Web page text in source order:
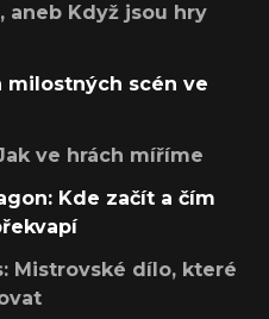
aneb Když jsou hry
milostných scén ve
ve hrách míříme
Kde začít a čím
Mistrovské dílo, které